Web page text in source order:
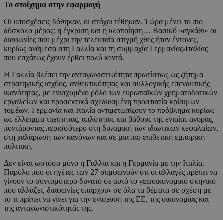
Το στοίχημα στην εφαρμογή
Οι υποσχέσεις δόθηκαν, οι στόχοι τέθηκαν. Τώρα μένει το πιο
δύσκολο μέρος: η έγκριση και η υλοποίηση… Βασικό «αγκάθι» οι
διαφωνίες που μέχρι την τελευταία στιγμή χθες ήταν έντονες,
κυρίως ανάμεσα στη Γαλλία και τη συμμαχία Γερμανίας-Ιταλίας
που εσχάτως έχουν έρθει πολύ κοντά.
Η Γαλλία βλέπει την ανταγωνιστικότητα πρωτίστως ως ζήτημα
στρατηγικής ισχύος, ανθεκτικότητας και συλλογικής επενδυτικής
ικανότητας, με ενισχυμένο ρόλο των ευρωπαϊκών χρηματοδοτικών
εργαλείων και προσεκτικά σχεδιασμένη προστασία κρίσιμων
τομέων. Γερμανία και Ιταλία αντιμετωπίζουν το πρόβλημα κυρίως
ως έλλειμμα ταχύτητας, απλότητας και βάθους της ενιαίας αγοράς,
ποντάροντας περισσότερο στη δυναμική των ιδιωτικών κεφαλαίων,
στη χαλάρωση των κανόνων και σε μια πιο επιθετική εμπορική
πολιτική.
Δεν είναι ωστόσο μόνο η Γαλλία και η Γερμανία με την Ιταλία.
Παρόλο που οι ηγέτες των 27 συμφωνούν ότι οι αλλαγές πρέπει να
γίνουν το συντομότερο δυνατό σε αυτό το γεωοικονομικό σκηνικό
που αλλάζει, διαφωνίες υπάρχουν σε όλα τα θέματα σε σχέση με
το τι πρέπει να γίνει για την ενίσχυση της ΕΕ, της οικονομίας και
της ανταγωνιστικότητάς της.